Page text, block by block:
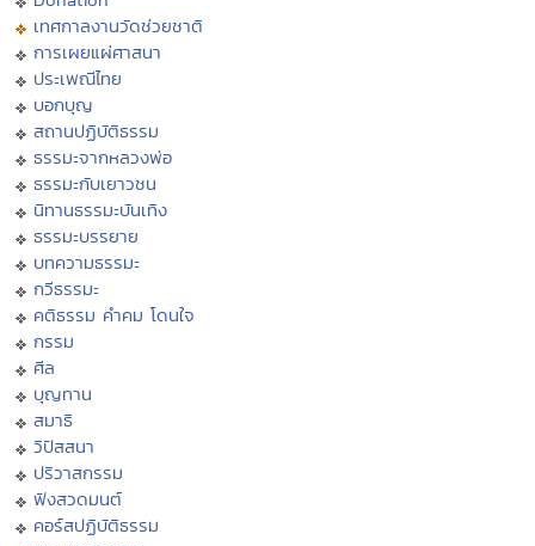
เทศกาลงานวัดช่วยชาติ
การเผยแผ่ศาสนา
ประเพณีไทย
บอกบุญ
สถานปฏิบัติธรรม
ธรรมะจากหลวงพ่อ
ธรรมะกับเยาวชน
นิทานธรรมะบันเทิง
ธรรมะบรรยาย
บทความธรรมะ
กวีธรรมะ
คติธรรม คำคม โดนใจ
กรรม
ศีล
บุญทาน
สมาธิ
วิปัสสนา
ปริวาสกรรม
ฟังสวดมนต์
คอร์สปฏิบัติธรรม